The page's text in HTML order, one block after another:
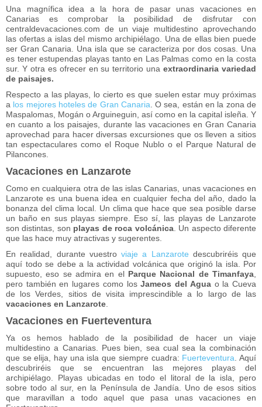
Una magnífica idea a la hora de pasar unas vacaciones en
Canarias es comprobar la posibilidad de disfrutar con
centraldevacaciones.com de un viaje multidestino aprovechando
las ofertas a islas del mismo archipiélago. Una de ellas bien puede
ser Gran Canaria. Una isla que se caracteriza por dos cosas. Una
es tener estupendas playas tanto en Las Palmas como en la costa
sur. Y otra es ofrecer en su territorio unaextraordinaria variedad
de paisajes.
Respecto a las playas, lo cierto es que suelen estar muy próximas
a los mejores hoteles de Gran Canaria . O sea, están en la zona de
Maspalomas, Mogán o Arguineguin, así como en la capital isleña. Y
en cuanto a los paisajes, durante las vacaciones en Gran Canaria
aprovechad para hacer diversas excursiones que os lleven a sitios
tan espectaculares como el Roque Nublo o el Parque Natural de
Pilancones.
Vacaciones en Lanzarote
Como en cualquiera otra de las islas Canarias, unas vacaciones en
Lanzarote es una buena idea en cualquier fecha del año, dado la
bonanza del clima local. Un clima que hace que sea posible darse
un baño en sus playas siempre. Eso sí, las playas de Lanzarote
son distintas, son playas de roca volcánica. Un aspecto diferente
que las hace muy atractivas y sugerentes.
En realidad, durante vuestro viaje a Lanzarote descubriréis que
aquí todo se debe a la actividad volcánica que originó la isla. Por
supuesto, eso se admira en el Parque Nacional de Timanfaya
pero también en lugares como losJameos del Aguao la Cueva
de los Verdes, sitios de visita imprescindible a lo largo de las
vacaciones en Lanzarote
Vacaciones en Fuerteventura
Ya os hemos hablado de la posibilidad de hacer un viaje
multidestino a Canarias. Pues bien, sea cual sea la combinación
que se elija, hay una isla que siempre cuadra: Fuerteventura . Aquí
descubriréis que se encuentran las mejores playas del
archipiélago. Playas ubicadas en todo el litoral de la isla, pero
sobre todo al sur, en la Península de Jandía. Uno de esos sitios
que maravillan a todo aquel que pasa unas vacaciones en